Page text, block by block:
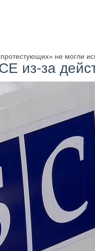
не могли
за